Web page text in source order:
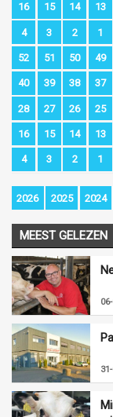
16 15 14 13
4 3 2 1
52 51 50 49
40 39 38 37
28 27 26 25
16 15 14 13
4 3 2 1
2026 2025 2024
MEEST GELEZEN